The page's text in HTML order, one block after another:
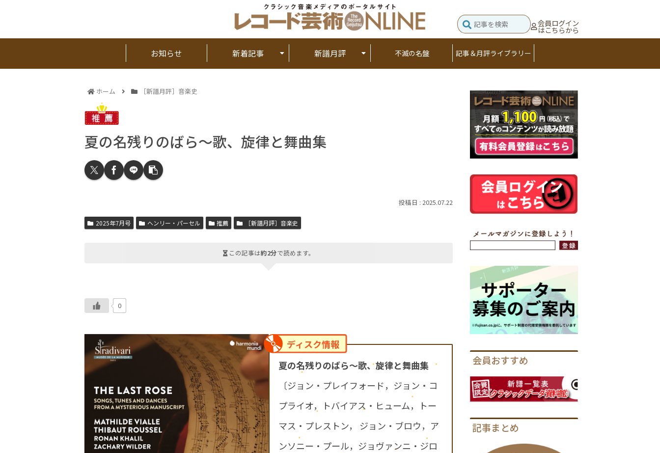
会員ログイン
はこちらから
お知らせ 新着記事 新譜月評 不滅の名盤 記事＆月評ライブラリー
ホーム ［新譜月評］音楽史
夏の名残りのばら～歌、旋律と舞曲集
2025.07.22
2025年7月号 ヘンリー・パーセル 推薦 ［新譜月評］音楽史
この記事は約2分で読めます。
0
ディスク情報
夏の名残りのばら～歌、旋律と舞曲集
〔ジョン・プレイフォード，ジョン・コ
プライオ，トバイアス・ヒューム，トー
マス・プレストン， ジョン・ブロウ，ア
ンソニー・プール，ジョヴァンニ・ジロ
会員おすすめ
記事まとめ